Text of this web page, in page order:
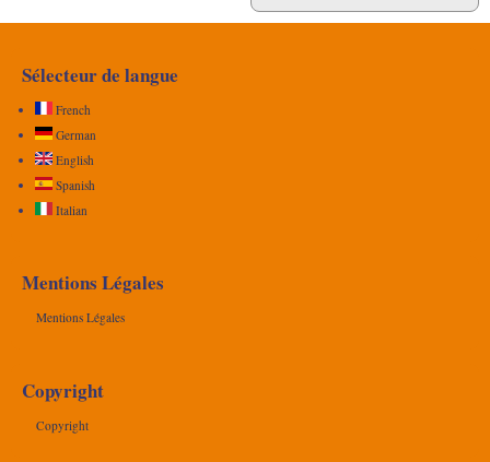
Sélecteur de langue
French
German
English
Spanish
Italian
Mentions Légales
Mentions Légales
Copyright
Copyright